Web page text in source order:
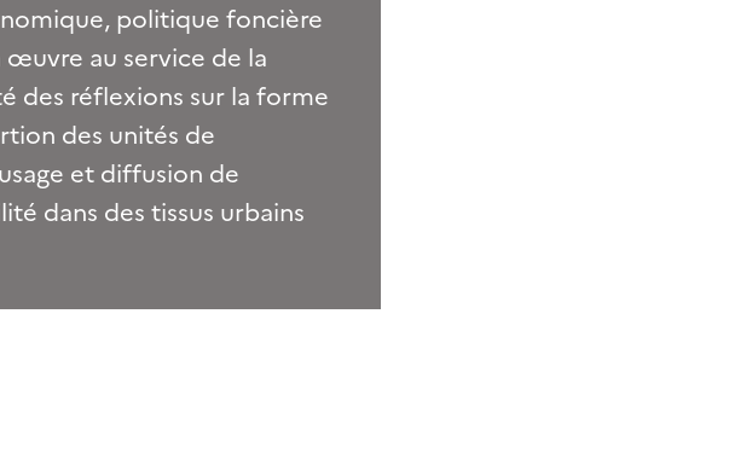
politique foncière
œuvre au service de la
des réflexions sur la forme
des unités de
et diffusion de
dans des tissus urbains